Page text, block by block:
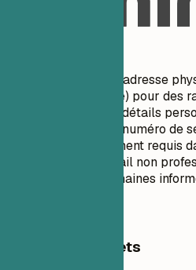
N'incluez pas votre adresse
(numéro/nom de rue) pour des
Évitez d'inclure des détails
l'âge, la photo ou le numéro de
cela est spécifiquement requis
pas d'adresses e-mail non
surnoms ou des domaines
Exemples concrets